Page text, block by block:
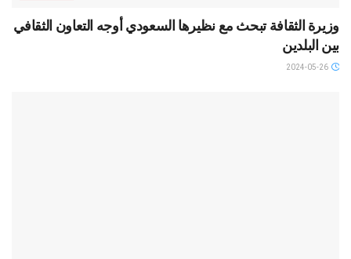
وزيرة الثقافة تبحث مع نظيرها السعودي أوجه التعاون الثقافي
بين البلدين